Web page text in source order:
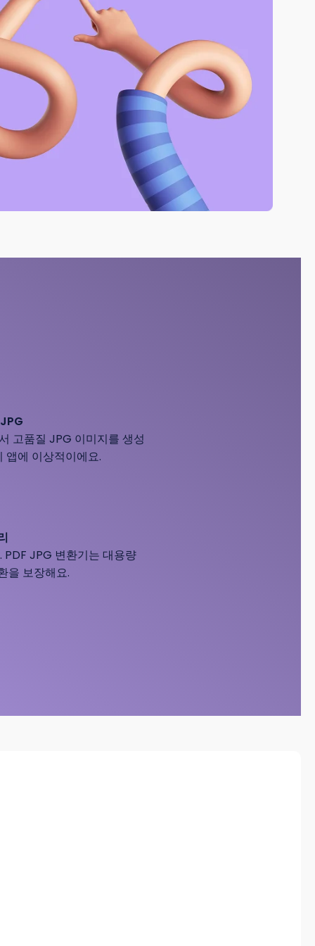
고품질 JPG 이미지를 생성
앱에 이상적이에요.
JPG 변환기는 대용량
을 보장해요.